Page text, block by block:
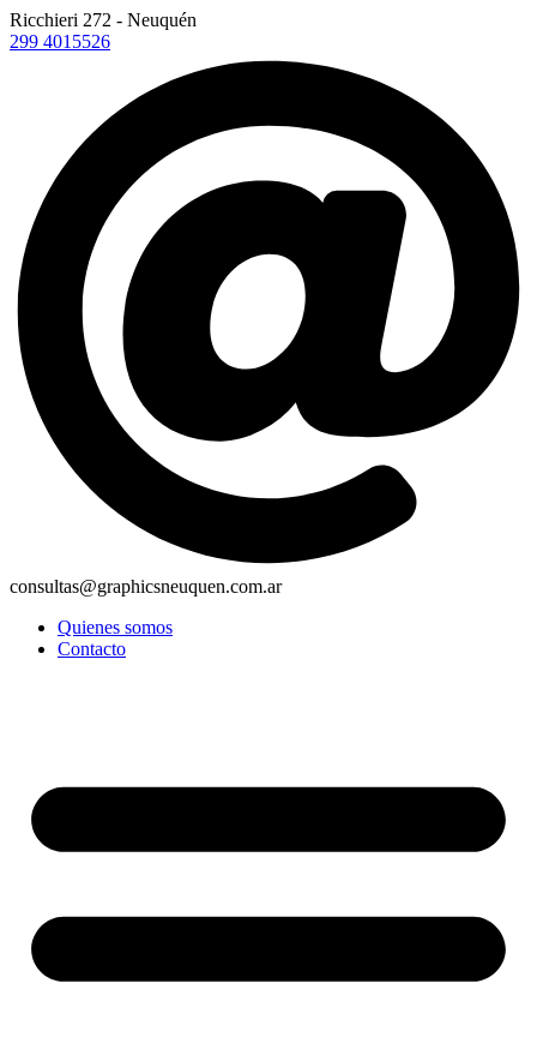
Ricchieri 272 - Neuquén
299 4015526
consultas@graphicsneuquen.com.ar
Quienes somos
Contacto